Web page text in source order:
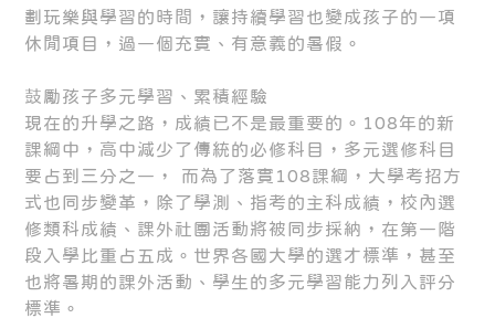
劃玩樂與學習的時間，讓持續學習也變成孩子的一項
休閒項目，過一個充實、有意義的暑假。
鼓勵孩子多元學習、累積經驗
現在的升學之路，成績已不是最重要的。108年的新
課綱中，高中減少了傳統的必修科目，多元選修科目
要占到三分之一， 而為了落實108課綱，大學考招方
式也同步變革，除了學測、指考的主科成績，校內選
修類科成績、課外社團活動將被同步採納，在第一階
段入學比重占五成。世界各國大學的選才標準，甚至
也將暑期的課外活動、學生的多元學習能力列入評分
標準。